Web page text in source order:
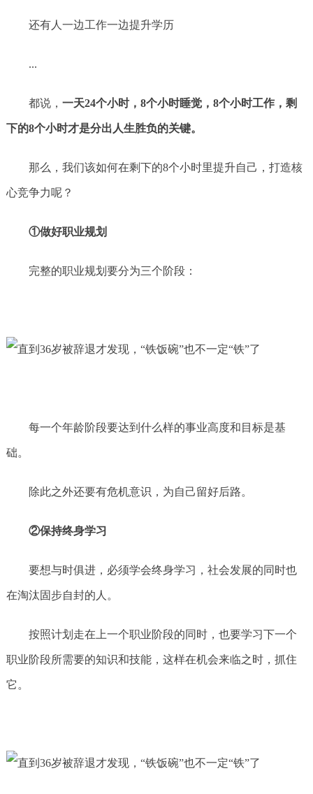
还有人一边工作一边提升学历
...
都说， 一天24个小时，8个小时睡觉，8个小时工作，剩
下的8个小时才是分出人生胜负的关键。
那么，我们该如何在剩下的8个小时里提升自己，打造核
心竞争力呢？
①做好职业规划
完整的职业规划要分为三个阶段：
每一个年龄阶段要达到什么样的事业高度和目标是基
础。
除此之外还要有危机意识，为自己留好后路。
②保持终身学习
要想与时俱进，必须学会终身学习，社会发展的同时也
在淘汰固步自封的人。
按照计划走在上一个职业阶段的同时，也要学习下一个
职业阶段所需要的知识和技能，这样在机会来临之时，抓住
它。